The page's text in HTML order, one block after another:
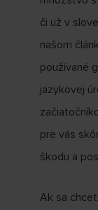
či už v
našom
používané
jazykovej
pre vás
škodu a
Ak sa